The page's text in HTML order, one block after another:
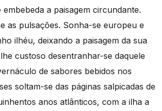
a paisagem circundante.
as pulsações. Sonha-se europeu e
ilhéu, deixando a paisagem da sua
custoso desentranhar-se daquele
de sabores bebidos nos
soltam-se das páginas salpicadas de
anos atlânticos, com a ilha a